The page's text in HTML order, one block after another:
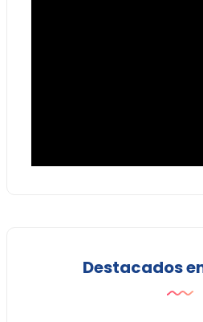
Destacados